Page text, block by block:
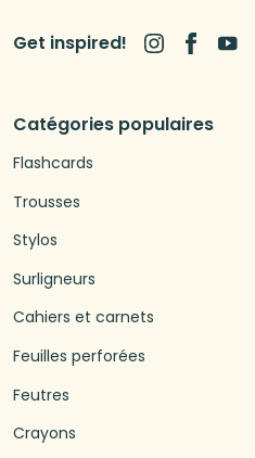
Catégories populaires
Flashcards
Trousses
Stylos
Surligneurs
Cahiers et carnets
Feuilles perforées
Feutres
Crayons
Get inspired!